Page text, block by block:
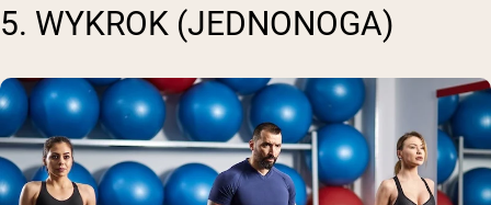
5. WYKROK (JEDNONOGA)